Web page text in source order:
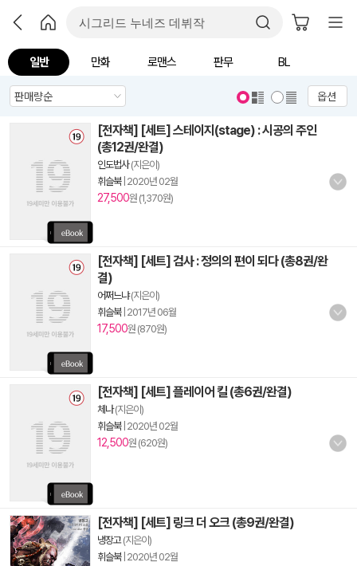
일반 만화 로맨스 판무 BL
옵션
[전자책] [세트] 스테이지(stage) : 시공의 주인
(총12권/완결)
인도법사(지은이)
휘슬북| 2020년 02월
27,500원 (1,370원)
[전자책] [세트] 검사 : 정의의 편이 되다 (총8권/완
결)
어쩌느냐(지은이)
휘슬북| 2017년 06월
17,500원 (870원)
[전자책] [세트] 플레이어 킬 (총6권/완결)
체나(지은이)
휘슬북| 2020년 02월
12,500원 (620원)
[전자책] [세트] 링크 더 오크 (총9권/완결)
냉장고(지은이)
휘슬북| 2020년 02월